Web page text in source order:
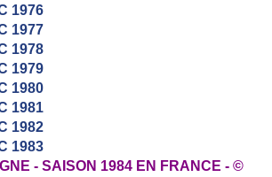
1976
1977
1978
1979
1980
1981
1982
1983
- SAISON 1984 EN FRANCE - ©